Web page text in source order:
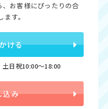
お客様にぴったりの合
す。
ける
日祝10:00〜18:00
込み